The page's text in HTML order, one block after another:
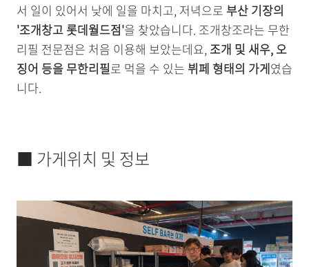
서 일이 있어서 낮에 일을 마치고, 저녁으로 부산 기장의
'조개창고 롯데월드점'을 찾았습니다. 조개창조라는 무한
리필 전문점은 처음 이용해 보았는데요, 조개 및 새우, 오
징어 등을 무한리필로 먹을 수 있는 뷔페 형태의 가게였습
니다.
■ 가게위치 및 정보